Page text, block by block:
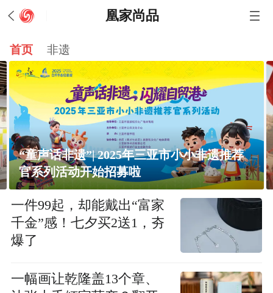
凰家尚品
首页 非遗
“童声话非遗”| 2025年三亚市小小非遗推荐
官系列活动开始招募啦
一件99起，却能戴出“富家
千金”感！七夕买2送1，夯
爆了
一幅画让乾隆盖13个章、